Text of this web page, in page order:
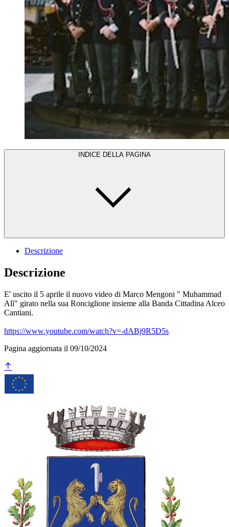
INDICE DELLA PAGINA
Descrizione
Descrizione
E' uscito il 5 aprile il nuovo video di Marco Mengoni " Muhammad
Alì" girato nella sua Ronciglione insieme alla Banda Cittadina Alceo
Cantiani.
https://www.youtube.com/watch?v=-dABj9R5D5s
Pagina aggiornata il 09/10/2024